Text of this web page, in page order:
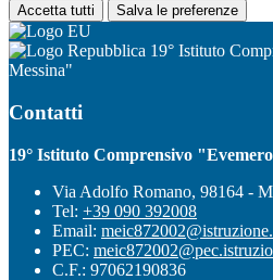
Accetta tutti Salva le preferenze
19° Istituto
Messina"
Contatti
19° Istituto Comprensivo
Via Adolfo Romano, 98164 -
Tel: +39 090 392008
Email:
PEC:
C.F.: 97062190836